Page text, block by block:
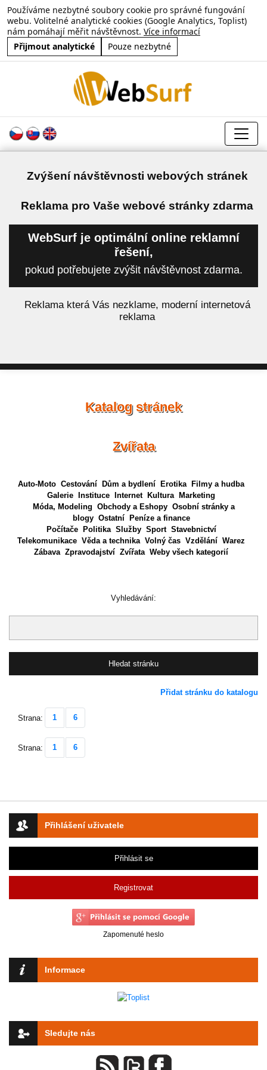
Používáme nezbytné soubory cookie pro správné fungování
webu. Volitelné analytické cookies (Google Analytics, Toplist)
nám pomáhají měřit návštěvnost. Více informací
Přijmout analytické
Pouze nezbytné
Zvýšení návštěvnosti webových stránek
Reklama pro Vaše webové stránky zdarma
WebSurf je optimální online reklamní
řešení,
pokud potřebujete zvýšit návštěvnost zdarma.
Reklama která Vás nezklame, moderní internetová
reklama
Přihlášení uživatele
Přihlásit se
Registrovat
Zapomenuté heslo
Informace
Sledujte nás
Katalog stránek
Zvířata
Auto-Moto Cestování Dům a bydlení Erotika
Filmy a hudba
Galerie
Instituce Internet Kultura
Marketing
Móda, Modeling Obchody a Eshopy Osobní stránky a
blogy Ostatní
Peníze a finance
Počítače
Politika Služby Sport Stavebnictví
Telekomunikace Věda a technika Volný čas Vzdělání Warez
Zábava Zpravodajství Zvířata Weby všech kategorií
Vyhledávání:
Přidat stránku do katalogu
Strana: 1 6
Strana: 1 6